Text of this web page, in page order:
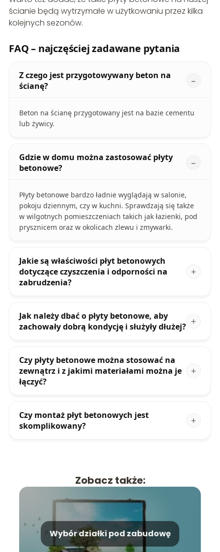
ścianie będą wytrzymałe w użytkowaniu przez kilka
kolejnych sezonów.
FAQ – najczęściej zadawane pytania
Z czego jest przygotowywany beton na
ścianę?
Beton na ścianę przygotowany jest na bazie cementu
lub żywicy.
Gdzie w domu można zastosować płyty
betonowe?
Płyty betonowe bardzo ładnie wyglądają w salonie,
pokoju dziennym, czy w kuchni. Sprawdzają się także
w wilgotnych pomieszczeniach takich jak łazienki, pod
prysznicem oraz w okolicach zlewu i zmywarki.
Jakie są właściwości płyt betonowych
dotyczące czyszczenia i odporności na
zabrudzenia?
Jak należy dbać o płyty betonowe, aby
zachowały dobrą kondycję i służyły dłużej?
Czy płyty betonowe można stosować na
zewnątrz i z jakimi materiałami można je
łączyć?
Czy montaż płyt betonowych jest
skomplikowany?
Zobacz także:
Wybór działki pod zabudowę